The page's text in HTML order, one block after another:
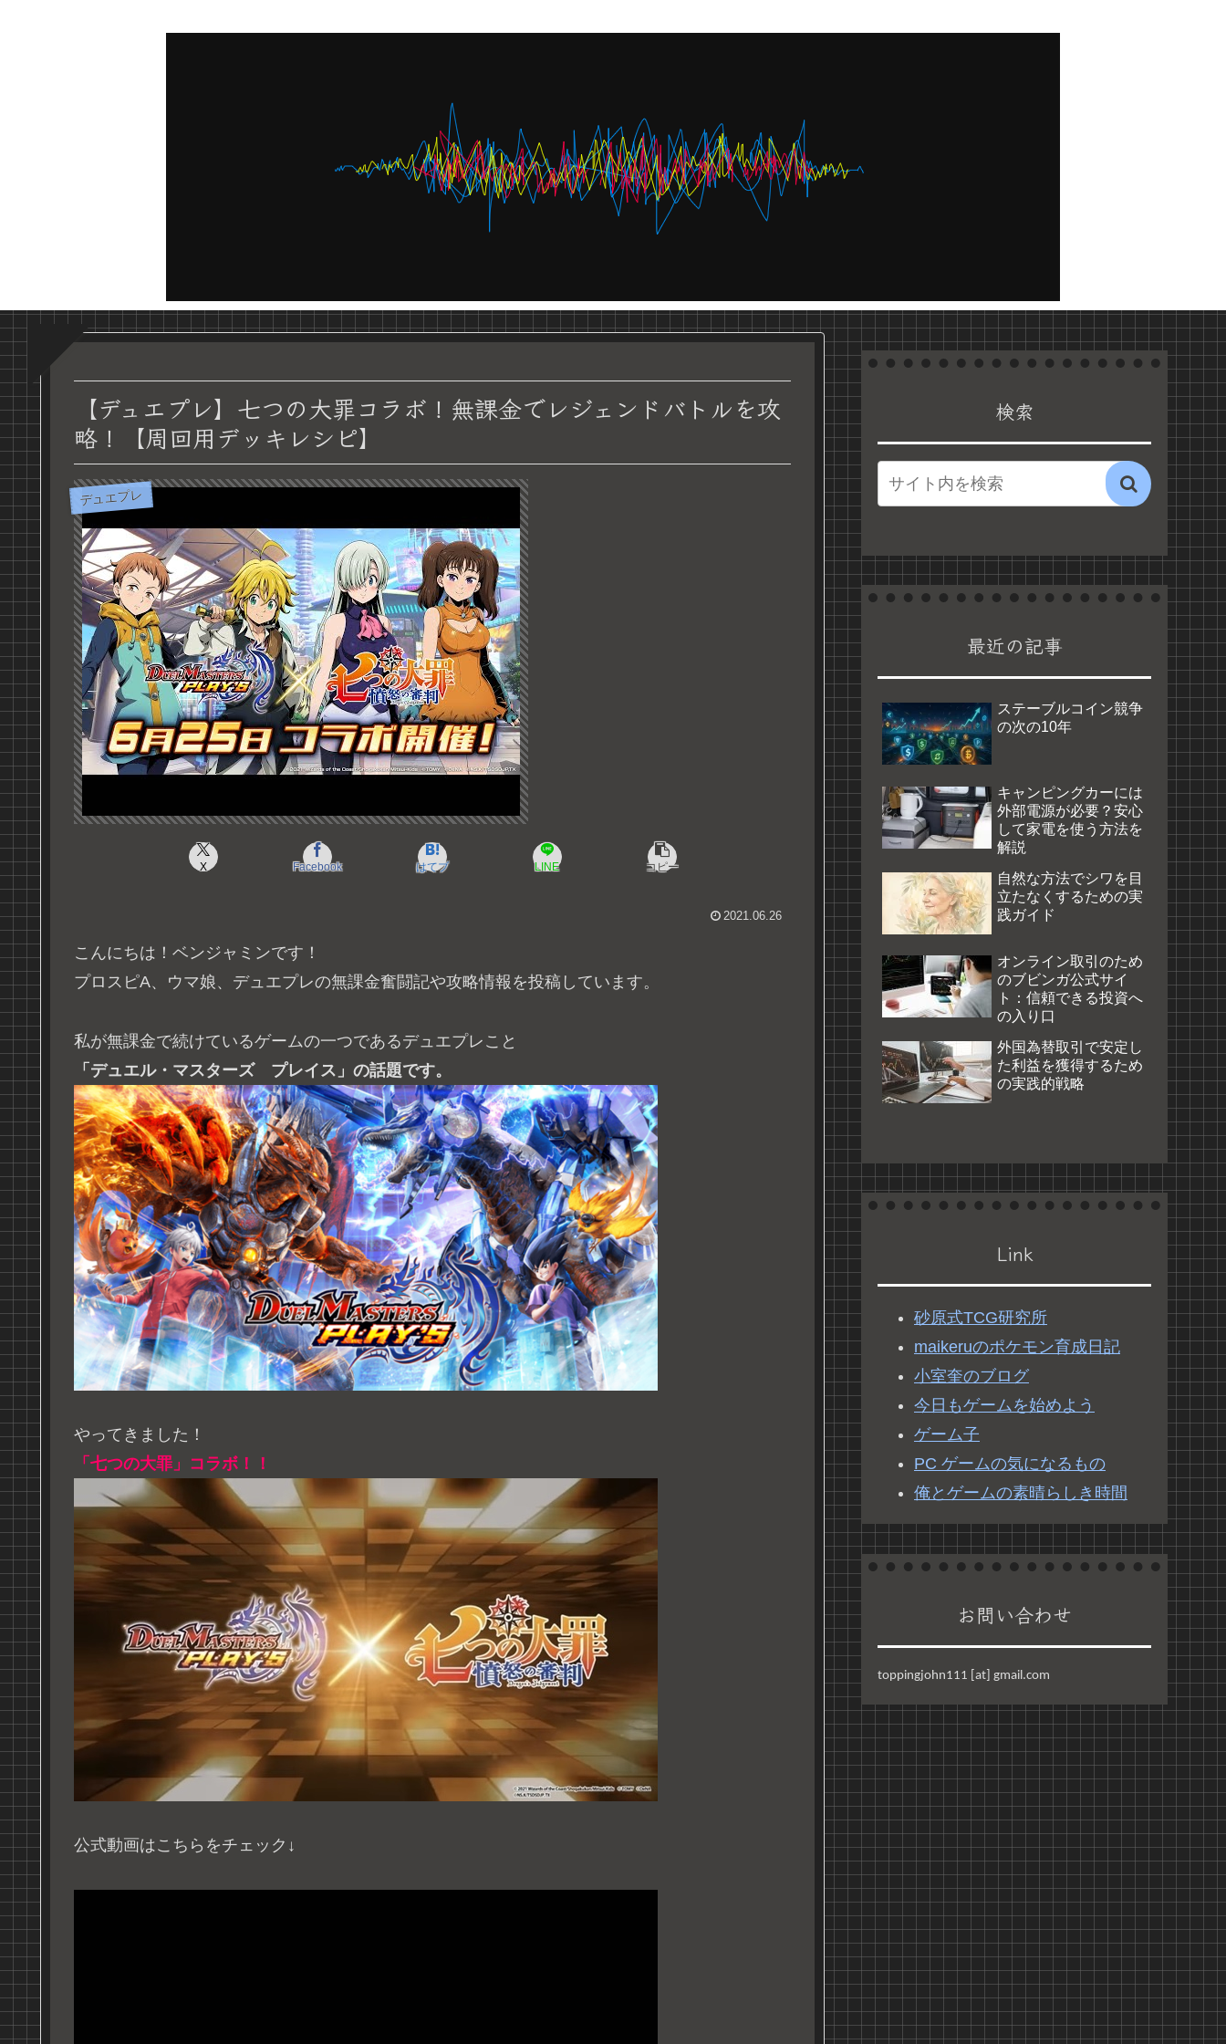
【デュエプレ】七つの大罪コラボ！無課金でレジェンドバトルを攻
略！【周回用デッキレシピ】
デュエプレ
X Facebook はてブ LINE コピー
2021.06.26
こんにちは！ベンジャミンです！
プロスピA、ウマ娘、デュエプレの無課金奮闘記や攻略情報を投稿しています。
私が無課金で続けているゲームの一つであるデュエプレこと
「デュエル・マスターズ プレイス」の話題です。
やってきました！
「七つの大罪」コラボ！！
公式動画はこちらをチェック↓
検索
最近の記事
ステーブルコイン競争
の次の10年
キャンピングカーには
外部電源が必要？安心
して家電を使う方法を
解説
自然な方法でシワを目
立たなくするための実
践ガイド
オンライン取引のため
のブビンガ公式サイ
ト：信頼できる投資へ
の入り口
外国為替取引で安定し
た利益を獲得するため
の実践的戦略
Link
砂原式TCG研究所
maikeruのポケモン育成日記
小室奎のブログ
今日もゲームを始めよう
ゲーム子
PC ゲームの気になるもの
俺とゲームの素晴らしき時間
お問い合わせ
toppingjohn111 [at] gmail.com